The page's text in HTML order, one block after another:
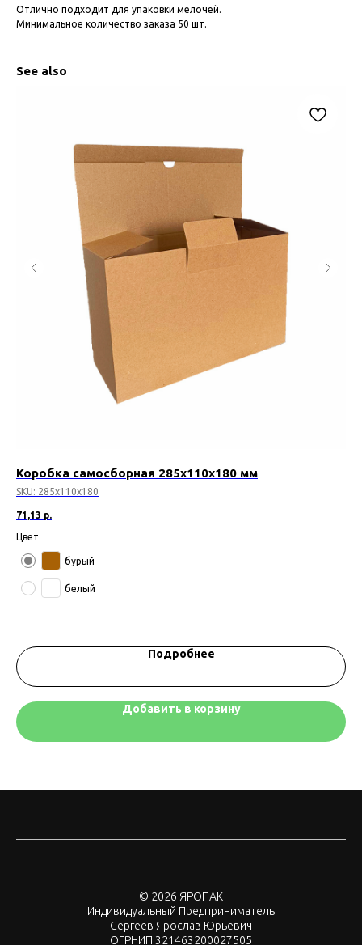
Отлично подходит для упаковки мелочей.
Минимальное количество заказа 50 шт.
See also
Коробка самосборная 285х110х180 мм
SKU: 285х110х180
71,13 р.
Цвет
бурый
белый
Подробнее
Добавить в корзину
© 2026 ЯРОПАК
Индивидуальный Предприниматель
Сергеев Ярослав Юрьевич
ОГРНИП 321463200027505